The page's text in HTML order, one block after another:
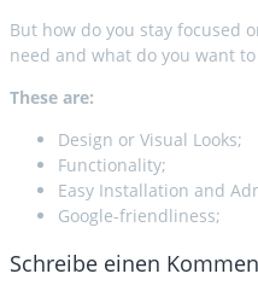
But how do you stay focused
need and what do you want
These are:
Design or Visual Looks;
Functionality;
Easy Installation and
Google-friendliness;
Schreibe einen